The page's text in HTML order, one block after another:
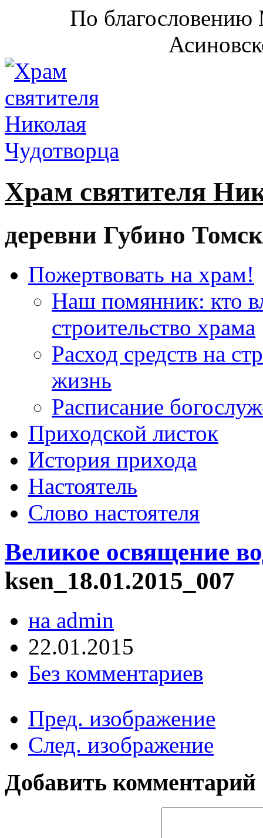
По благословению
Храм святителя
деревни Губино
Пожертвовать на храм!
Наш помянник: кто
строительство храма
Расход средств на
жизнь
Расписание
Приходской листок
История прихода
Настоятель
Слово настоятеля
Великое освящение
ksen_18.01.2015_007
на admin
22.01.2015
Без комментариев
Пред. изображение
След. изображение
Добавить комментарий